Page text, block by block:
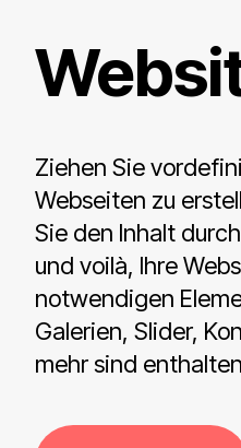
Ziehen Sie
Webseiten zu
Sie den Inhalt
und voilà, Ihre
notwendigen
Galerien, Slider,
mehr sind